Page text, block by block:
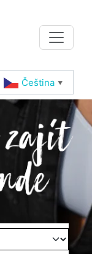
Čeština‎ ▼